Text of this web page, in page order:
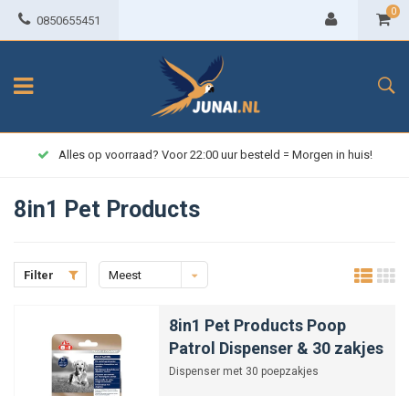
0850655451
0
Alles op voorraad? Voor 22:00 uur besteld = Morgen in huis!
8in1 Pet Products
Filter
Meest
8in1 Pet Products Poop
Patrol Dispenser & 30 zakjes
Dispenser met 30 poepzakjes